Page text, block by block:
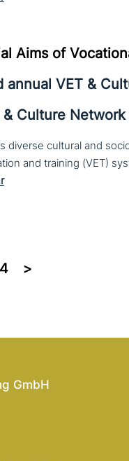
Aims of
annual VET &
& Culture Network
diverse cultural and
4 >>
GmbH